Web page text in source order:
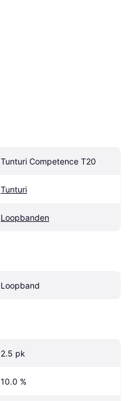
Tunturi Competence T20
Tunturi
Loopbanden
Loopband
2.5 pk
10.0 %